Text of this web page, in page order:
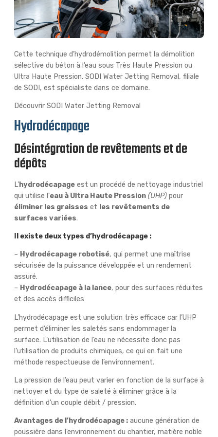
Cette technique d’hydrodémolition permet la démolition
sélective du béton à l’eau sous Très Haute Pression ou
Ultra Haute Pression. SODI Water Jetting Removal, filiale
de SODI, est spécialiste dans ce domaine.
Découvrir SODI Water Jetting Removal
Hydrodécapage
Désintégration de revêtements et de
dépôts
L’hydrodécapageest un procédé de nettoyage industriel
qui utilise l’eau à Ultra Haute Pression (UHP)pour
éliminer les graisses et les revêtements de
surfaces variées.
Il existe deux types d’hydrodécapage :
– Hydrodécapage robotisé, qui permet une maîtrise
sécurisée de la puissance développée et un rendement
assuré.
– Hydrodécapage à la lance, pour des surfaces réduites
et des accès difficiles
L’hydrodécapage est une solution très efficace car l’UHP
permet d’éliminer les saletés sans endommager la
surface. L’utilisation de l’eau ne nécessite donc pas
l’utilisation de produits chimiques, ce qui en fait une
méthode respectueuse de l’environnement.
La pression de l’eau peut varier en fonction de la surface à
nettoyer et du type de saleté à éliminer grâce à la
définition d’un couple débit / pression.
Avantages de l’hydrodécapage :aucune génération de
poussière dans l’environnement du chantier, matière noble